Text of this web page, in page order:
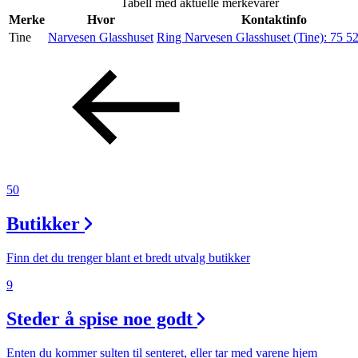
Helse
Aktiviteter
Tilbud
Inspirasjon
Merke
Hvor
Kontaktinfo
Tine
Narvesen Glasshuset Ring Narvesen Glasshuset (Tine): 75
50
Butikker
Finn det du trenger blant et bredt utvalg butikker
9
Steder å spise noe godt
Enten du kommer sulten til senteret, eller tar med varene hjem